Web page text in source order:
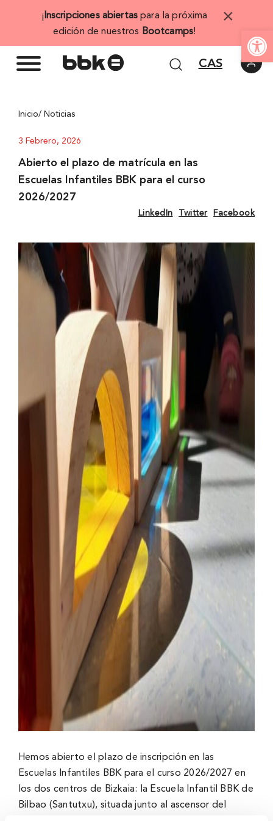
Abrir
¡ Inscripciones abiertas para la próxima
edición de nuestros Bootcamps!
×
CAS
Inicio/ Noticias
3 Febrero, 2026
Abierto el plazo de matrícula en las
Escuelas Infantiles BBK para el curso
2026/2027
LinkedIn Twitter Facebook
Hemos abierto el plazo de inscripción en las
Escuelas Infantiles BBK para el curso 2026/2027 en
los dos centros de Bizkaia: la Escuela Infantil BBK de
Bilbao (Santutxu), situada junto al ascensor del